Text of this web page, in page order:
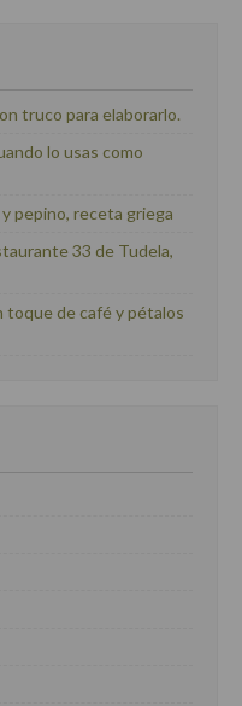
truco para elaborarlo.
lo usas como
pepino, receta griega
33 de Tudela,
toque de café y pétalos